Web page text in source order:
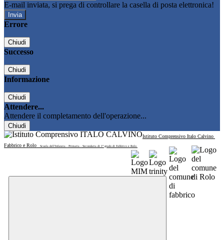
E-mail inviata, si prega di controllare la casella di posta elettronica!
Errore
Chiudi
Successo
Chiudi
Informazione
Chiudi
Attendere...
Attendere il completamento dell'operazione...
Chiudi
Istituto Comprensivo Italo Calvino
Fabbrico e Rolo
Scuola dell'Infanzia - Primaria - Secondaria di 1° grado di Fabbrico e Rolo